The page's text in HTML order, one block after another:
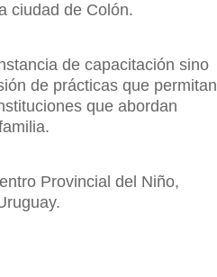
ciudad de Colón.
de capacitación sino
de prácticas que permitan
que abordan
Provincial del Niño,